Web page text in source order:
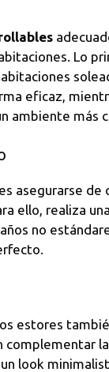
Lo
eficaz,
ambiente más
asegurarse
ello, realiza
no
estores
complementar
look